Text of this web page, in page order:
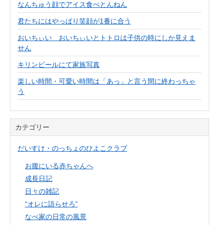
なんちゅう顔でアイス食べとんねん
君たちにはやっぱり笑顔が1番に合う
おいちぃい おいちぃいとトトロは子供の時にしか見えま
せん
キリンビールにて家族写真
楽しい時間・可愛い時間は「あっ」と言う間に終わっちゃ
う
カテゴリー
だいすけ・のっちょのひよこクラブ
お腹にいる赤ちゃんへ
成長日記
日々の雑記
“オレに語らせろ”
なべ家の日常の風景